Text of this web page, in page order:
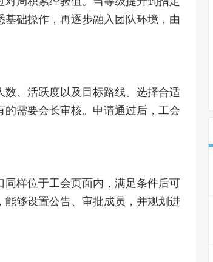
础操作，再逐步融入团队环境，由
、活跃度以及目标路线。选择合适
需要会长审核。申请通过后，工会
样位于工会页面内，满足条件后可
够设置公告、审批成员，并规划进